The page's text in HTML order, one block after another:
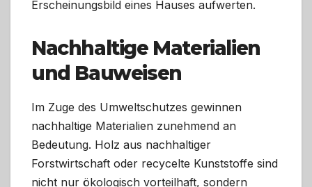
Erscheinungsbild eines Hauses aufwerten.
Nachhaltige Materialien
und Bauweisen
Im Zuge des Umweltschutzes gewinnen
nachhaltige Materialien zunehmend an
Bedeutung. Holz aus nachhaltiger
Forstwirtschaft oder recycelte Kunststoffe sind
nicht nur ökologisch vorteilhaft, sondern